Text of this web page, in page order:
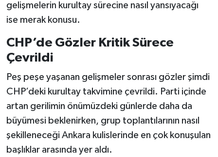
gelişmelerin kurultay sürecine nasıl yansıyacağı
ise merak konusu.
CHP’de Gözler Kritik Sürece
Çevrildi
Peş peşe yaşanan gelişmeler sonrası gözler şimdi
CHP’deki kurultay takvimine çevrildi. Parti içinde
artan gerilimin önümüzdeki günlerde daha da
büyümesi beklenirken, grup toplantılarının nasıl
şekilleneceği Ankara kulislerinde en çok konuşulan
başlıklar arasında yer aldı.